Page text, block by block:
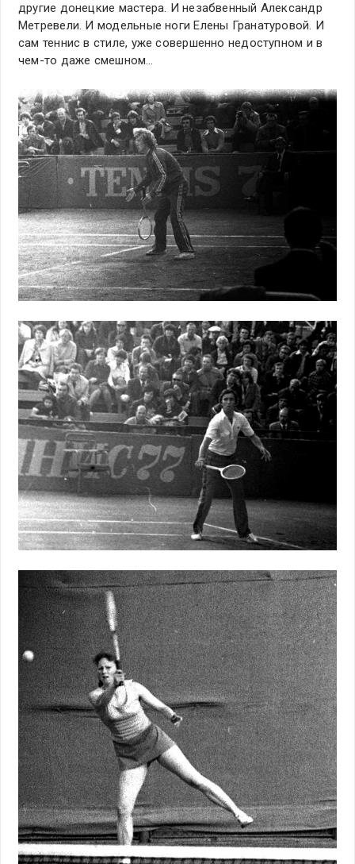
другие донецкие мастера. И незабвенный Александр
Метревели. И модельные ноги Елены Гранатуровой. И
сам теннис в стиле, уже совершенно недоступном и в
чем-то даже смешном…